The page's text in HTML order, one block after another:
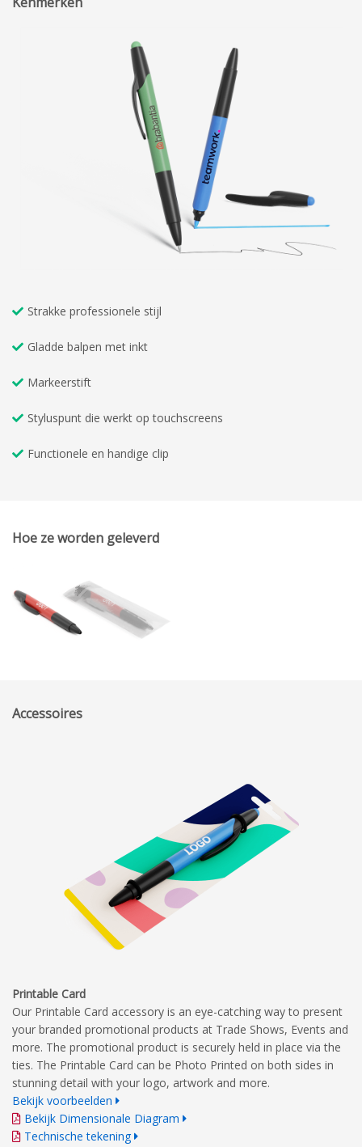
Strakke professionele stijl
Gladde balpen met inkt
Markeerstift
Styluspunt die werkt op touchscreens
Functionele en handige clip
Hoe ze worden geleverd
Accessoires
Printable Card
Our Printable Card accessory is an eye-catching way to present
your branded promotional products at Trade Shows, Events and
more. The promotional product is securely held in place via the
ties. The Printable Card can be Photo Printed on both sides in
stunning detail with your logo, artwork and more.
Bekijk voorbeelden
Bekijk Dimensionale Diagram
Technische tekening